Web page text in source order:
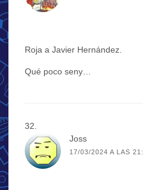
Roja a Javier Hernández.
Qué poco seny…
Joss
17/03/2024 A LAS